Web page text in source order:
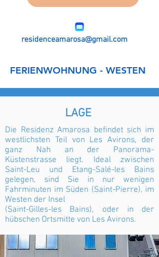
residenceamarosa@gmail.com
FERIENWOHNUNG - WESTEN
LAGE
Die Residenz Amarosa befindet sich im
westlichsten Teil von Les Avirons, der
ganz Nah an der Panorama-
Küstenstrasse liegt. Ideal zwischen
Saint-Leu und Etang-Salé-les Bains
gelegen, sind Sie in nur wenigen
Fahrminuten im Süden (Saint-Pierre), im
Westen der Insel
(Saint-Gilles-les Bains), oder in der
hübschen Ortsmitte von Les Avirons.